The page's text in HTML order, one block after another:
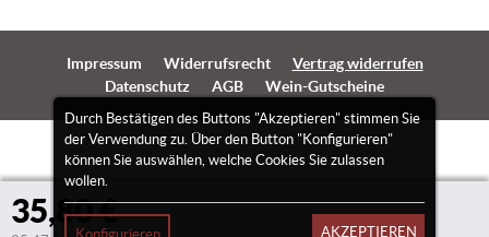
35,80 €
Durch Bestätigen des Buttons "Akzeptieren" stimmen Sie
der Verwendung zu. Über den Button "Konfigurieren"
können Sie auswählen, welche Cookies Sie zulassen
wollen.
AKZEPTIEREN
Impressum Widerrufsrecht
Vertrag widerrufen
Datenschutz
AGB Wein-Gutscheine